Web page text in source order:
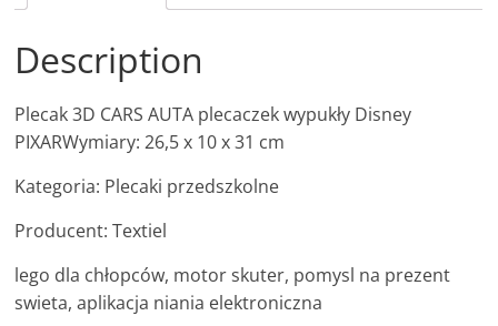
Description
Plecak 3D CARS AUTA plecaczek wypukły Disney
PIXARWymiary: 26,5 x 10 x 31 cm
Kategoria: Plecaki przedszkolne
Producent: Textiel
lego dla chłopców, motor skuter, pomysl na prezent
swieta, aplikacja niania elektroniczna